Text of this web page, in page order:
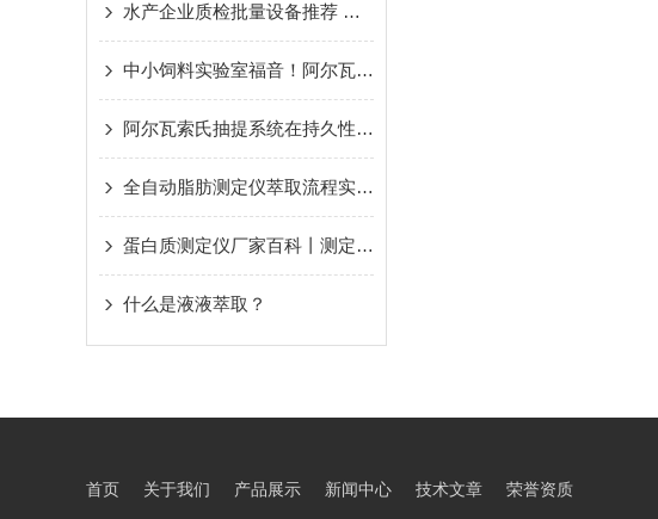
水产企业质检批量设备推荐 阿尔瓦全自动酸水解脂肪测定仪优势
中小饲料实验室福音！阿尔瓦 G15搞定 GB/T 6433-2025 滤袋法检测
阿尔瓦索氏抽提系统在持久性有机污染物检测中的应用及仪器机型推荐
全自动脂肪测定仪萃取流程实操讲解
蛋白质测定仪厂家百科丨测定牛奶蛋白质含量
什么是液液萃取？
首页 关于我们 产品展示 新闻中心 技术文章 荣誉资质